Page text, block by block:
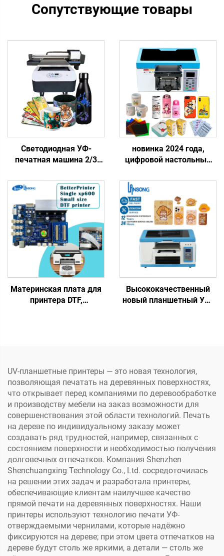
Сопутствующие товары
Светодиодная УФ-
печатная машина 2/3
6090, УФ-планшетный
принтер для жестких
материалов, печать
чехлов для телефонов,
акрила, металла
новинка 2024 года,
цифровой настольный
головкой Tx800, УФ-
планшетный принтер
формата 20x30 см, А4,
для чехлов для
телефонов, наклеек,
акрила, стекла
Материнская плата для
принтера DTF,
планшетного типа DTF
Высококачественный
новый планшетный УФ-
чехлах для телефонов
UV-планшетные принтеры — это новая технология,
позволяющая печатать на деревянных поверхностях,
что открывает перед компаниями по деревообработке
и производству мебели на заказ возможности для
совершенствования этой области технологий. Печать
на дереве по индивидуальному заказу может
создавать ряд трудностей, например, связанных с
состоянием поверхности и необходимостью получения
долговечных отпечатков. Компания Shenzhen
Shenchuangxing Technology Co., Ltd. сосредоточилась
на решении этих задач и разработала принтеры,
обеспечивающие клиентам наилучшее качество
прямой печати на деревянных поверхностях. Наши
принтеры используют технологию печати УФ-
отверждаемыми чернилами, которые надёжно
фиксируются на дереве; при этом цвета отпечатков на
дереве будут столь же яркими, а детали — столь же